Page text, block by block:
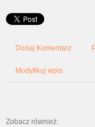
Dodaj Komentarz
Modyfikuj wpis
Zobacz również: